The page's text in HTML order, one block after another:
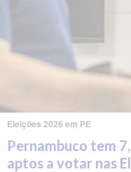
Eleições 2026 em PE
Pernambuco tem
aptos a votar nas